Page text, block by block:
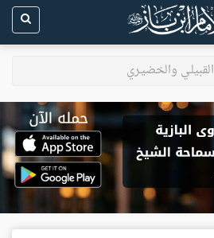
القبيلـي والخضيـري